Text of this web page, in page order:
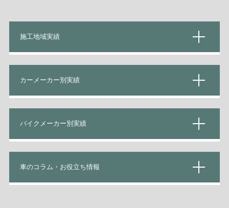
施工地域実績
カーメーカー別実績
バイクメーカー別実績
車のコラム・お役立ち情報